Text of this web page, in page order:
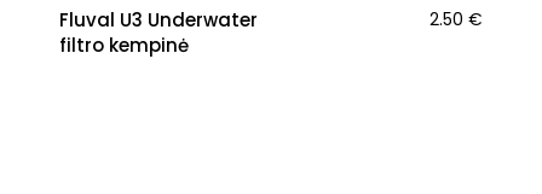
Fluval U3 Underwater
filtro kempinė
2.50 €